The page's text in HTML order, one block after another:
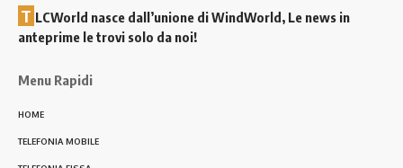
T LCWorld nasce dall’unione di WindWorld, Le news in
anteprime le trovi solo da noi!
Menu Rapidi
HOME
TELEFONIA MOBILE